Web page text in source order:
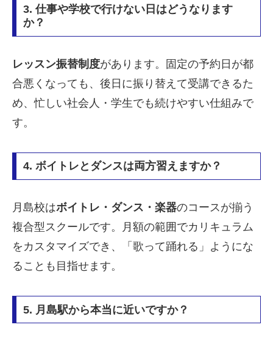
3. 仕事や学校で行けない日はどうなります
か？
レッスン振替制度があります。固定の予約日が都
合悪くなっても、後日に振り替えて受講できるた
め、忙しい社会人・学生でも続けやすい仕組みで
す。
4. ボイトレとダンスは両方習えますか？
月島校はボイトレ・ダンス・楽器のコースが揃う
複合型スクールです。月額の範囲でカリキュラム
をカスタマイズでき、「歌って踊れる」ようにな
ることも目指せます。
5. 月島駅から本当に近いですか？